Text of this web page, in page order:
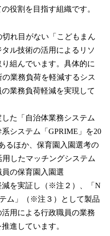
役割を目指す組織です。
れ目がない「こどもまん
ル技術の活用によるリソ
組んでいます。具体的に
業務負荷を軽減するシス
業務負荷軽減を実現して
た「自治体業務システム
システム「GPRIME」を20
るほか、保育園入園選考の
したマッチングシステム
の保育園入園選
を実証し（※注２）、「N
ム」（※注３）として製品
用による行政職員の業務
進しています。